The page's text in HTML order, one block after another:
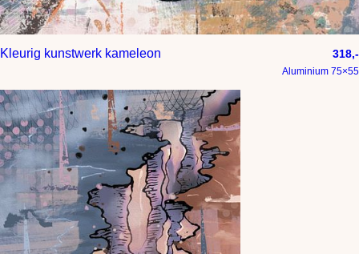
Kleurig kunstwerk kameleon 318,-
Aluminium 75×55